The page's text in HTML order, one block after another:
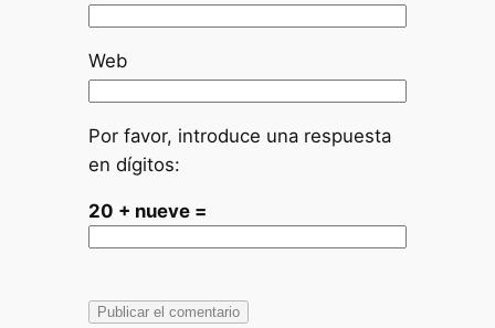
Web
Por favor, introduce una respuesta
en dígitos:
20 + nueve =